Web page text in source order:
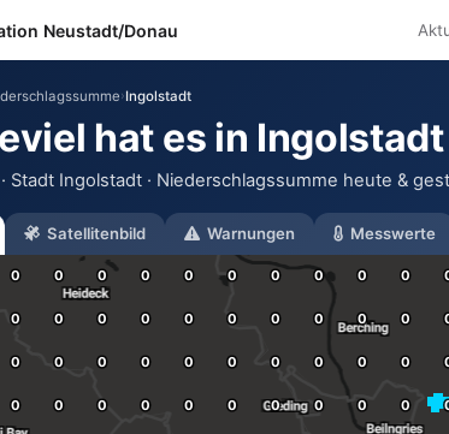
Neustadt/Donau
›Ingolstadt
hat es in
Stadt Ingolstadt · Niederschlagssumme heute &
Satellitenbild Warnungen Messwerte